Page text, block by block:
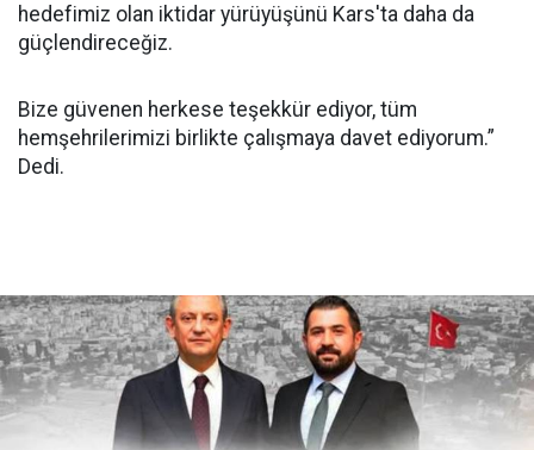
hedefimiz olan iktidar yürüyüşünü Kars'ta daha da
güçlendireceğiz.
Bize güvenen herkese teşekkür ediyor, tüm
hemşehrilerimizi birlikte çalışmaya davet ediyorum.”
Dedi.